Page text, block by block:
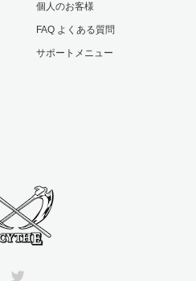
個人のお客様
FAQ よくある質問
サポートメニュー